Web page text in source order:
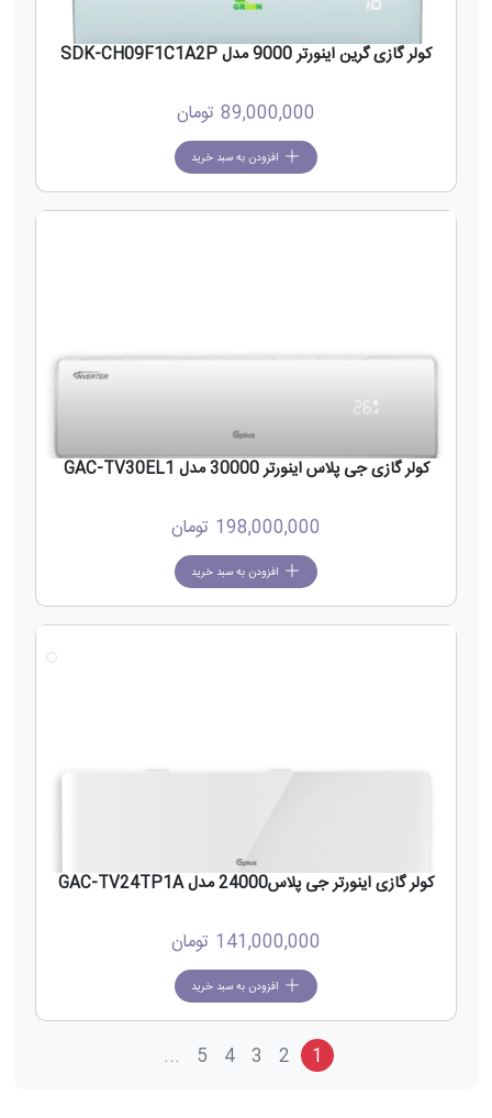
کولر گازی گرین اینورتر 9000 مدل SDK-CH09F1C1A2P
89,000,000 تومان
افزودن به سبد خرید
کولر گازی جی پلاس اینورتر 30000 مدل GAC-TV30EL1
198,000,000 تومان
افزودن به سبد خرید
کولر گازی اینورتر جی پلاس24000 مدل GAC-TV24TP1A
141,000,000 تومان
افزودن به سبد خرید
1
2
3
4
5
...